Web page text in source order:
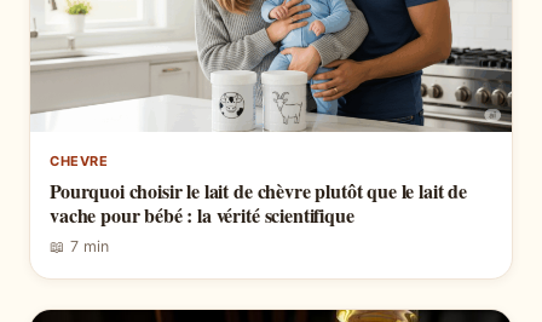
CHEVRE
Pourquoi choisir le lait de chèvre plutôt que le lait de
vache pour bébé : la vérité scientifique
📖 7 min